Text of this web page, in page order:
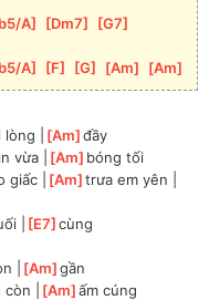
A [Dm7 [G7
A [F [G [Am [Am
| [Am ]
đầy
vừa | [Am ]bóng tối
| [Am ]trưa em yên |
| [E7 ]
cùng
| [Am ]
gần
| [Am ]
ấm cúng